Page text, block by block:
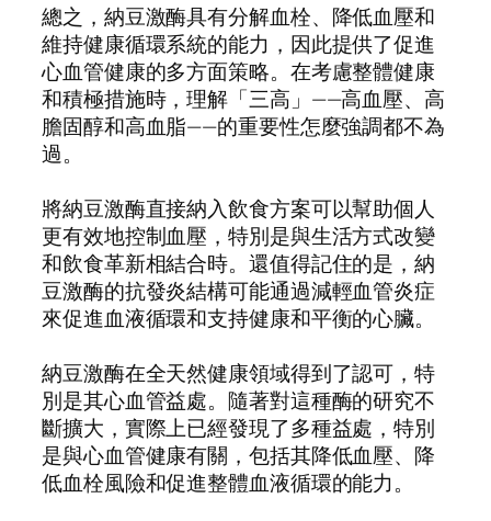
總之，納豆激酶具有分解血栓、降低血壓和
維持健康循環系統的能力，因此提供了促進
心血管健康的多方面策略。在考慮整體健康
和積極措施時，理解「三高」——高血壓、高
膽固醇和高血脂——的重要性怎麼強調都不為
過。
將納豆激酶直接納入飲食方案可以幫助個人
更有效地控制血壓，特別是與生活方式改變
和飲食革新相結合時。還值得記住的是，納
豆激酶的抗發炎結構可能通過減輕血管炎症
來促進血液循環和支持健康和平衡的心臟。
納豆激酶在全天然健康領域得到了認可，特
別是其心血管益處。隨著對這種酶的研究不
斷擴大，實際上已經發現了多種益處，特別
是與心血管健康有關，包括其降低血壓、降
低血栓風險和促進整體血液循環的能力。